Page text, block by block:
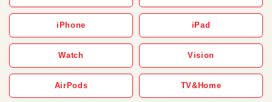
iPhone iPad
Watch Vision
AirPods TV&Home